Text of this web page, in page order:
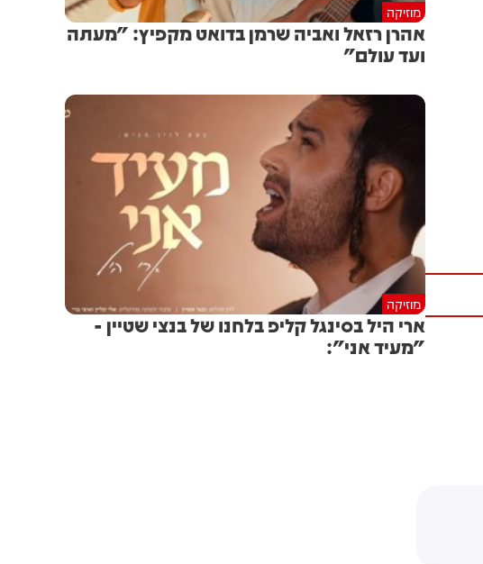
מוזיקה
אהרן רזאל ואביה שרמן בדואט מקפיץ: "מעתה
ועד עולם"
מוזיקה
ארי היל בסינגל קליפ בלחנו של בנצי שטיין -
"מעיד אני":